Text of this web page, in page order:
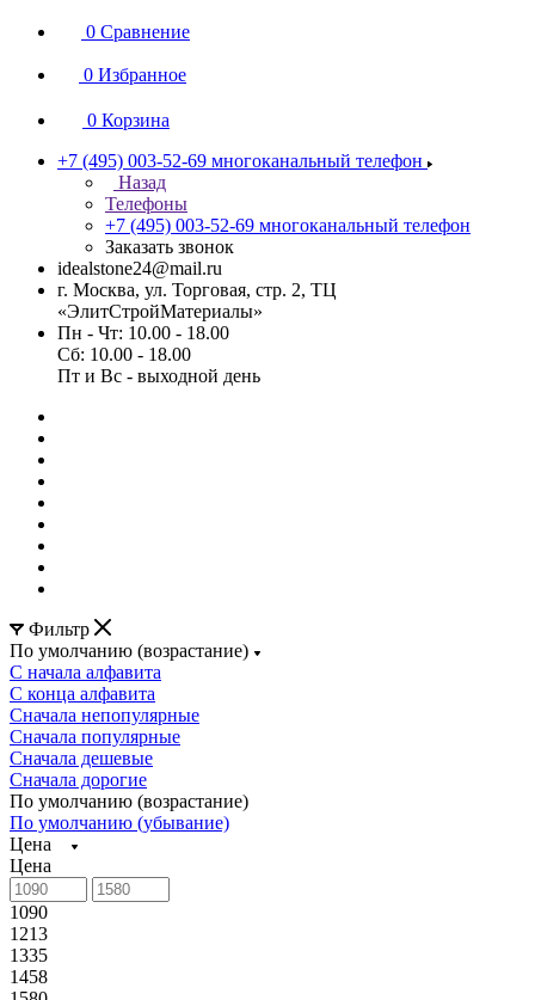
0 Сравнение
0 Избранное
0 Корзина
+7 (495) 003-52-69 многоканальный телефон
Назад
Телефоны
+7 (495) 003-52-69 многоканальный телефон
Заказать звонок
idealstone24@mail.ru
г. Москва, ул. Торговая, стр. 2, ТЦ
«ЭлитСтройМатериалы»
Пн - Чт: 10.00 - 18.00
Сб: 10.00 - 18.00
Пт и Вс - выходной день
Фильтр
По умолчанию (возрастание)
С начала алфавита
С конца алфавита
Сначала непопулярные
Сначала популярные
Сначала дешевые
Сначала дорогие
По умолчанию (возрастание)
По умолчанию (убывание)
Цена
Цена
1090
1213
1335
1458